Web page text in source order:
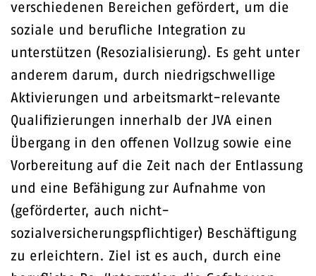
verschiedenen Bereichen gefördert, um die
soziale und berufliche Integration zu
unterstützen (Resozialisierung). Es geht unter
anderem darum, durch niedrigschwellige
Aktivierungen und arbeitsmarkt-relevante
Qualifizierungen innerhalb der JVA einen
Übergang in den offenen Vollzug sowie eine
Vorbereitung auf die Zeit nach der Entlassung
und eine Befähigung zur Aufnahme von
(geförderter, auch nicht-
sozialversicherungspflichtiger) Beschäftigung
zu erleichtern. Ziel ist es auch, durch eine